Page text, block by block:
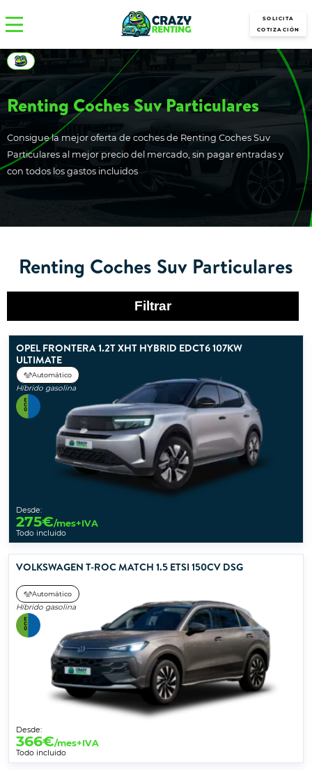
SOLICITA
COTIZACIÓN
Renting Coches Suv Particulares
Consigue la mejor oferta de coches de Renting Coches Suv
Particulares al mejor precio del mercado, sin pagar entradas y
con todos los gastos incluidos
Renting Coches Suv Particulares
Filtrar
OPEL FRONTERA 1.2T XHT HYBRID EDCT6 107KW
ULTIMATE
Automático
Híbrido gasolina
Desde:
275€/mes+IVA
Todo incluido
VOLKSWAGEN T-ROC MATCH 1.5 ETSI 150CV DSG
Automático
Híbrido gasolina
Desde:
366€/mes+IVA
Todo incluido